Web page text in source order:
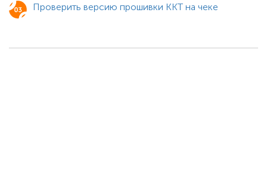
Проверить версию прошивки ККТ на чеке